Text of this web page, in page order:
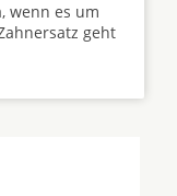
wenn es um
geht